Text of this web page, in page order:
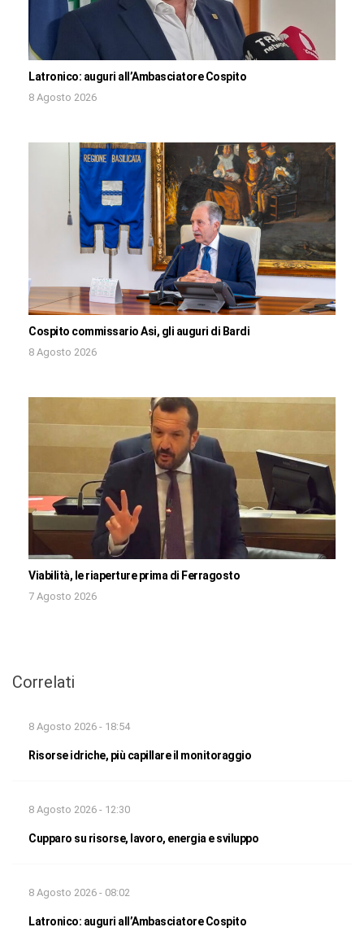
Latronico: auguri all’Ambasciatore Cospito
8 Agosto 2026
Cospito commissario Asi, gli auguri di Bardi
8 Agosto 2026
Viabilità, le riaperture prima di Ferragosto
7 Agosto 2026
Correlati
8 Agosto 2026 - 18:54
Risorse idriche, più capillare il monitoraggio
8 Agosto 2026 - 12:30
Cupparo su risorse, lavoro, energia e sviluppo
8 Agosto 2026 - 08:02
Latronico: auguri all’Ambasciatore Cospito